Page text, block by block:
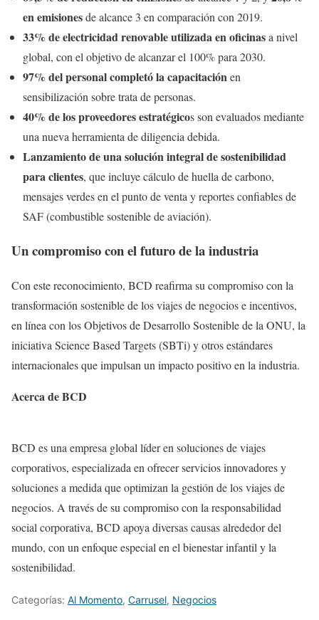
en emisionesde alcance 3 en comparación con 2019.
33% de electricidad renovable utilizada en oficinasa nivel
global, con el objetivo de alcanzar el 100% para 2030.
97% del personal completó la capacitaciónen
sensibilización sobre trata de personas.
40% de los proveedores estratégicos son evaluados mediante
una nueva herramienta de diligencia debida.
Lanzamiento de una solución integral de sostenibilidad
para clientes, que incluye cálculo de huella de carbono,
mensajes verdes en el punto de venta y reportes confiables de
SAF (combustible sostenible de aviación).
Un compromiso con el futuro de la industria
Con este reconocimiento, BCD reafirma su compromiso con la
transformación sostenible de los viajes de negocios e incentivos,
en línea con los Objetivos de Desarrollo Sostenible de la ONU, la
iniciativa Science Based Targets (SBTi) y otros estándares
internacionales que impulsan un impacto positivo en la industria.
Acerca de BCD
BCD es una empresa global líder en soluciones de viajes
corporativos, especializada en ofrecer servicios innovadores y
soluciones a medida que optimizan la gestión de los viajes de
negocios. A través de su compromiso con la responsabilidad
social corporativa, BCD apoya diversas causas alrededor del
mundo, con un enfoque especial en el bienestar infantil y la
sostenibilidad.
Categorías: Al Momento, Carrusel, Negocios